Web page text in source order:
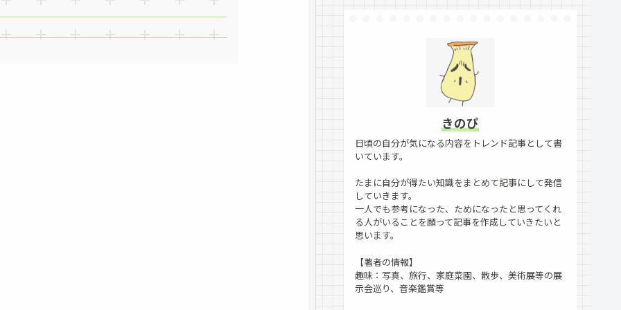
きのぴ
日頃の自分が気になる内容をトレンド記事として書
いています。
たまに自分が得たい知識をまとめて記事にして発信
していきます。
一人でも参考になった、ためになったと思ってくれ
る人がいることを願って記事を作成していきたいと
思います。
【著者の情報】
趣味：写真、旅行、家庭菜園、散歩、美術展等の展
示会巡り、音楽鑑賞等